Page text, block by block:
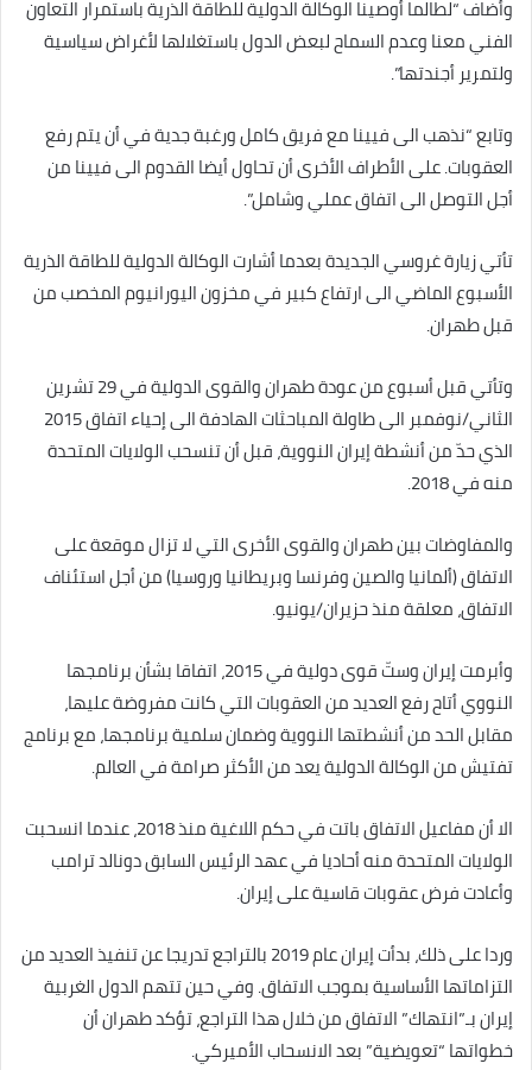
وأضاف “لطالما أوصينا الوكالة الدولية للطاقة الذرية باستمرار التعاون
الفني معنا وعدم السماح لبعض الدول باستغلالها لأغراض سياسية
ولتمرير أجندتها”.
وتابع “نذهب الى فيينا مع فريق كامل ورغبة جدية في أن يتم رفع
العقوبات. على الأطراف الأخرى أن تحاول أيضا القدوم الى فيينا من
أجل التوصل الى اتفاق عملي وشامل”.
تأتي زيارة غروسي الجديدة بعدما أشارت الوكالة الدولية للطاقة الذرية
الأسبوع الماضي الى ارتفاع كبير في مخزون اليورانيوم المخصب من
قبل طهران.
وتأتي قبل أسبوع من عودة طهران والقوى الدولية في 29 تشرين
الثاني/نوفمبر الى طاولة المباحثات الهادفة الى إحياء اتفاق 2015
الذي حدّ من أنشطة إيران النووية، قبل أن تنسحب الولايات المتحدة
منه في 2018.
والمفاوضات بين طهران والقوى الأخرى التي لا تزال موقعة على
الاتفاق (ألمانيا والصين وفرنسا وبريطانيا وروسيا) من أجل استئناف
الاتفاق، معلقة منذ حزيران/يونيو.
وأبرمت إيران وستّ قوى دولية في 2015، اتفاقا بشأن برنامجها
النووي أتاح رفع العديد من العقوبات التي كانت مفروضة عليها،
مقابل الحد من أنشطتها النووية وضمان سلمية برنامجها، مع برنامج
تفتيش من الوكالة الدولية يعد من الأكثر صرامة في العالم.
الا أن مفاعيل الاتفاق باتت في حكم اللاغية منذ 2018، عندما انسحبت
الولايات المتحدة منه أحاديا في عهد الرئيس السابق دونالد ترامب
وأعادت فرض عقوبات قاسية على إيران.
وردا على ذلك، بدأت إيران عام 2019 بالتراجع تدريجا عن تنفيذ العديد من
التزاماتها الأساسية بموجب الاتفاق. وفي حين تتهم الدول الغربية
إيران بـ”انتهاك” الاتفاق من خلال هذا التراجع، تؤكد طهران أن
خطواتها “تعويضية” بعد الانسحاب الأميركي.